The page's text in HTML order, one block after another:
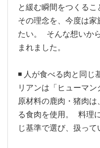
と緩む瞬間をつくるこ
その理念を、今度は
たい。 そんな想いか
まれました。
◾️ 人が食べる肉と同じ
リアンは「ヒューマン
原材料の鹿肉・猪肉
る食肉を使用。 料理
じ基準で選び、扱って